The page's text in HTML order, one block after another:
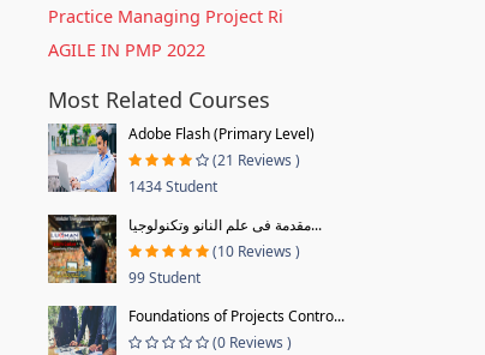
Practice Managing Project Ri
AGILE IN PMP 2022
Most Related Courses
Adobe Flash (Primary Level)
(21 Reviews )
1434 Student
مقدمة فى علم النانو وتكنولوجيا...
(10 Reviews )
99 Student
Foundations of Projects Contro...
(0 Reviews )